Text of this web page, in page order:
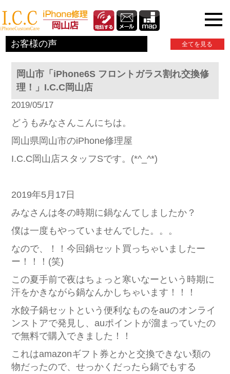
お客様の声 全てを見る
岡山市「iPhone6S フロントガラス割れ交換修
理！」I.C.C岡山店
2019/05/17
どうもみなさんこんにちは。
岡山県岡山市のiPhone修理屋
I.C.C岡山店スタッフSです。(*^_^*)
2019年5月17日
みなさんは冬の時期に鍋なんてしましたか？
僕は一度もやっていませんでした。。。
なので、！！今回鍋セット買っちゃいましたー
ー！！！(笑)
この夏手前で夜はちょっと寒いなーという時期に
汗をかきながら鍋なんかしちゃいます！！！
水餃子鍋セットという便利なものをauのオンライ
ンストアで発見し、auポイントが溜まっていたの
で無料で購入できました！！
これはamazonギフト券とかと交換できない類の
物だったので、せっかくだったら鍋でもする